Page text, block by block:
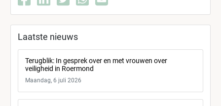
Laatste nieuws
Terugblik: In gesprek over en met vrouwen over
veiligheid in Roermond
Maandag, 6 juli 2026